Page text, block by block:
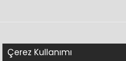
Çerez Kullanımı